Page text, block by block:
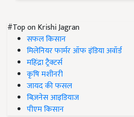
#Top on Krishi Jagran
सफल किसान
मिलेनियर फार्मर ऑफ इंडिया अवॉर्ड
महिंद्रा ट्रैक्टर्स
कृषि मशीनरी
जायद की फसल
बिज़नेस आइडियाज
पीएम किसान